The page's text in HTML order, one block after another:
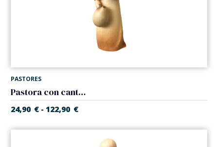
PASTORES
Pastora con cantaro (Belen Estrella)
24,90 € - 122,90 €